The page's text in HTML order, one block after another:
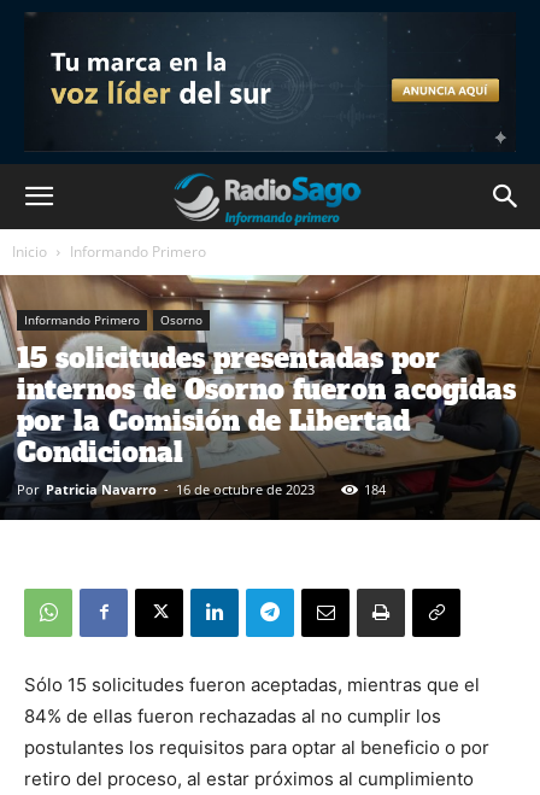
Inicio Informando Primero
Informando Primero Osorno
15 solicitudes presentadas por
internos de Osorno fueron acogidas
por la Comisión de Libertad
Condicional
Por Patricia Navarro - 16 de octubre de 2023 184
Sólo 15 solicitudes fueron aceptadas, mientras que el
84% de ellas fueron rechazadas al no cumplir los
postulantes los requisitos para optar al beneficio o por
retiro del proceso, al estar próximos al cumplimiento